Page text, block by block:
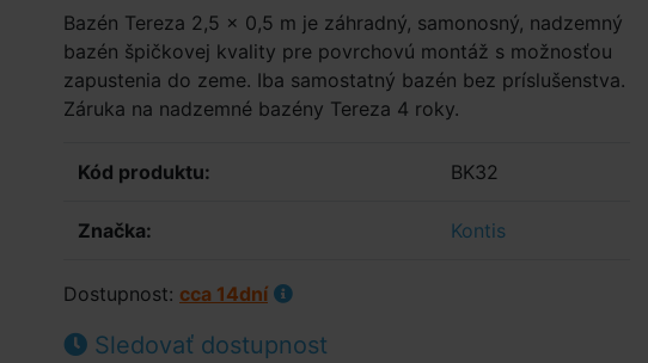
Bazén Tereza 2,5 x 0,5 m je záhradný, samonosný, nadzemný
bazén špičkovej kvality pre povrchovú montáž s možnosťou
zapustenia do zeme. Iba samostatný bazén bez príslušenstva.
Záruka na nadzemné bazény Tereza 4 roky.
Kód produktu: BK32
Značka: Kontis
Dostupnost: cca 14dní
Sledovať dostupnost